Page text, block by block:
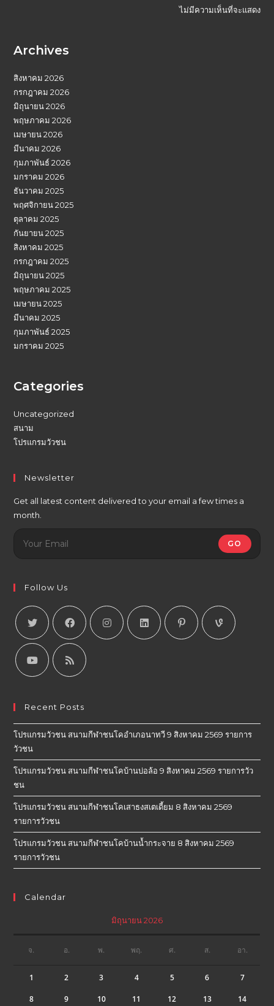
ไม่มีความเห็นที่จะแสดง
Archives
สิงหาคม 2026
กรกฎาคม 2026
มิถุนายน 2026
พฤษภาคม 2026
เมษายน 2026
มีนาคม 2026
กุมภาพันธ์ 2026
มกราคม 2026
ธันวาคม 2025
พฤศจิกายน 2025
ตุลาคม 2025
กันยายน 2025
สิงหาคม 2025
กรกฎาคม 2025
มิถุนายน 2025
พฤษภาคม 2025
เมษายน 2025
มีนาคม 2025
กุมภาพันธ์ 2025
มกราคม 2025
Categories
Uncategorized
สนาม
โปรแกรมวัวชน
Newsletter
Get all latest content delivered to your email a few times a
month.
GO
Follow Us
Recent Posts
โปรแกรมวัวชน สนามกีฬาชนโคอำเภอนาทวี 9 สิงหาคม 2569 รายการ
วัวชน
โปรแกรมวัวชน สนามกีฬาชนโคบ้านบ่อล้อ 9 สิงหาคม 2569 รายการวัว
ชน
โปรแกรมวัวชน สนามกีฬาชนโคเสาธงสเตเดี้ยม 8 สิงหาคม 2569
รายการวัวชน
โปรแกรมวัวชน สนามกีฬาชนโคบ้านน้ำกระจาย 8 สิงหาคม 2569
รายการวัวชน
Calendar
มิถุนายน 2026
จ. อ. พ. พฤ. ศ. ส. อา.
1 2 3 4 5 6 7
8 9 10 11 12 13 14